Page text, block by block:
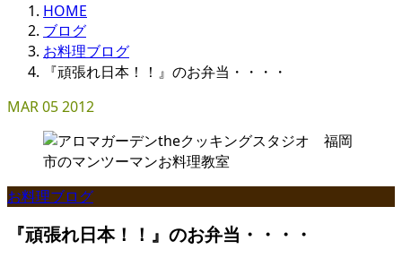
HOME
ブログ
お料理ブログ
『頑張れ日本！！』のお弁当・・・・
MAR052012
お料理ブログ
『頑張れ日本！！』のお弁当・・・・